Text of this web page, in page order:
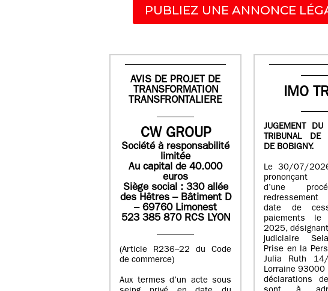
PUBLIEZ UNE ANNONCE
AVIS DE PROJET DE
TRANSFORMATION
TRANSFRONTALIERE
CW GROUP
Société à responsabilité
limitée
Au capital de 40.000
euros
Siège social : 330 allée
des Hêtres – Bâtiment D
– 69760 Limonest
523 385 870 RCS LYON
(Article R236–22 du Code
de commerce)
Aux termes d’un acte sous
IMO
JUGEMENT DU
TRIBUNAL DE
DE BOBIGNY.
Le 30/07/
prononçant
d’une
date de
paiements
2025,
judiciaire
Prise en la
Julia Ruth
Lorraine 93000
déclarations